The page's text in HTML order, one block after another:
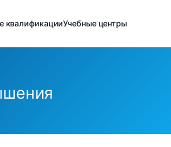
квалификацииУчебные центры